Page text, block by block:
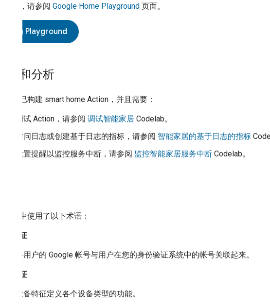
解详情，请参阅 Google Home Playground 页面。
启动 Playground
调试和分析
如果您已构建 smart home Action，并且需要：
调试 Action，请参阅 调试智能家居 Codelab。
访问日志或创建基于日志的指标，请参阅 智能家居的基于日志的指标
设置提醒以监控服务中断，请参阅 监控智能家居服务中断 Codelab。
本文档中使用了以下术语：
身份验证
将用户的 Google 帐号与用户在您的身份验证系统中的帐号关联起来。
设备特征
设备特征定义各个设备类型的功能。